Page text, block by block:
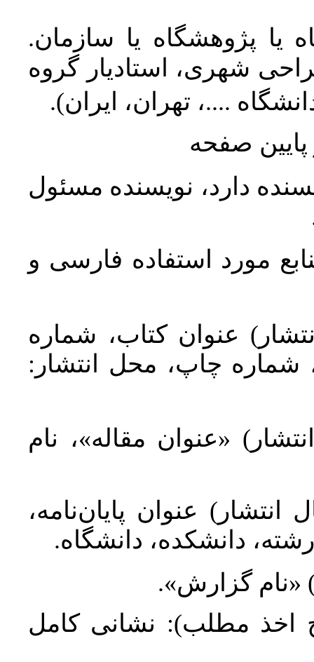
یا پژوهشگاه یا سازمان.
شهری، استادیار گروه
....، تهران، ایران).
صفحه
دارد، نویسنده مسئول
مورد استفاده فارسی و
عنوان کتاب، شماره
شماره چاپ، محل انتشار:
«عنوان مقاله»، نام
انتشار) عنوان پایان‌نامه،
دانشکده، دانشگاه.
«نام گزارش».
اخذ مطلب): نشانی کامل